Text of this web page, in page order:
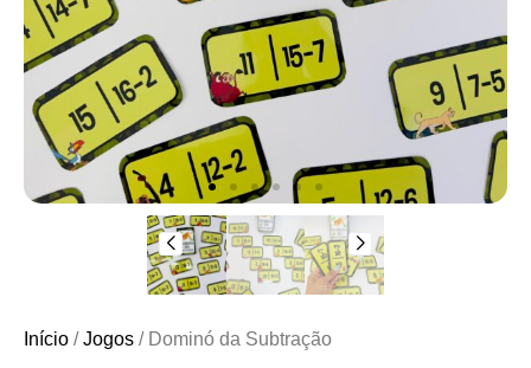
Início /Jogos / Dominó da Subtração